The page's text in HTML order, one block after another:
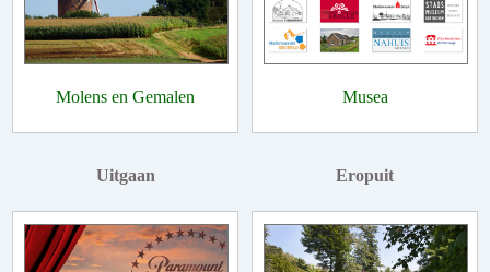
Molens en Gemalen Musea
Uitgaan Eropuit